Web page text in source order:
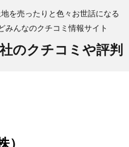
を売ったりと色々お世話になる
みんなのクチコミ情報サイト
のクチコミや評判